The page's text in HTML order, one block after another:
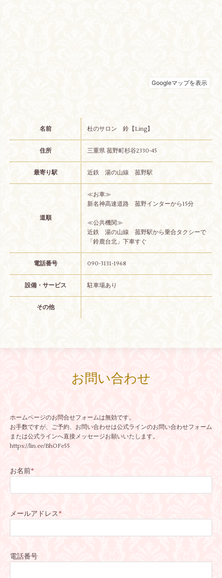
名前 杜のサロン 鈴【Ling】
住所 三重県 菰野町杉谷2330-45
最寄り駅 近鉄 湯の山線 菰野駅
道順
≪お車≫
新名神高速道路 菰野インターから15分
≪公共機関≫
近鉄 湯の山線 菰野駅から乗合タクシーで
「鈴鹿台北」下車すぐ
電話番号 090-3131-1968
設備・サービス 駐車場あり
その他
お問い合わせ
ホームページのお問合せフォームは無効です。
お手数ですが、ご予約、お問い合わせは公式ラインのお問い合わせフォーム
または公式ラインへ直接メッセージお願いいたします。
https://lin.ee/BhOFe55
お名前*
メールアドレス*
電話番号